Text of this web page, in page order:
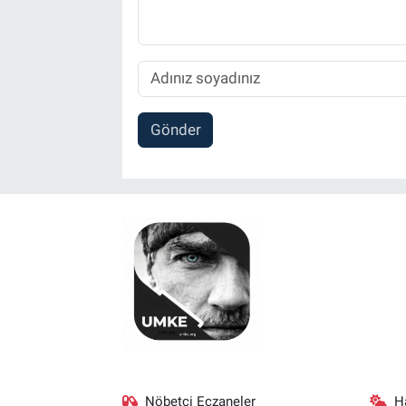
Gönder
Nöbetçi Eczaneler